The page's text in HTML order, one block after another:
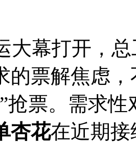
大幕打开，
的票解焦虑，
抢票。需求
杏花在近期